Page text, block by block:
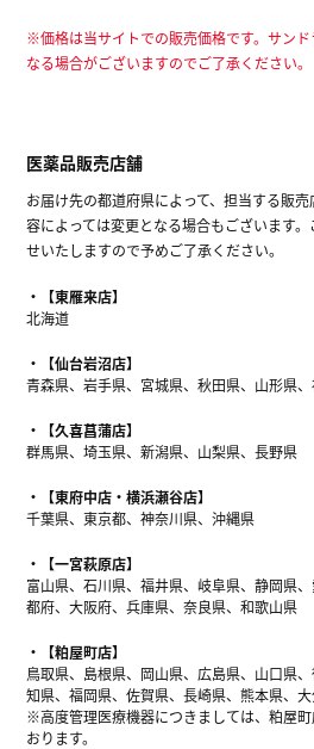
※価格は当サイトでの販売価格です。サン
なる場合がございますのでご了承ください。
医薬品販売店舗
お届け先の都道府県によって、担当する販
容によっては変更となる場合もございます
せいたしますので予めご了承ください。
【東雁来店】
北海道
【仙台岩沼店】
青森県、岩手県、宮城県、秋田県、山形県
【久喜菖蒲店】
群馬県、埼玉県、新潟県、山梨県、長野県
【東府中店・横浜瀬谷店】
千葉県、東京都、神奈川県、沖縄県
【一宮萩原店】
富山県、石川県、福井県、岐阜県、静岡県
都府、大阪府、兵庫県、奈良県、和歌山県
【粕屋町店】
鳥取県、島根県、岡山県、広島県、山口県
知県、福岡県、佐賀県、長崎県、熊本県、
※高度管理医療機器につきましては、粕屋
おります。